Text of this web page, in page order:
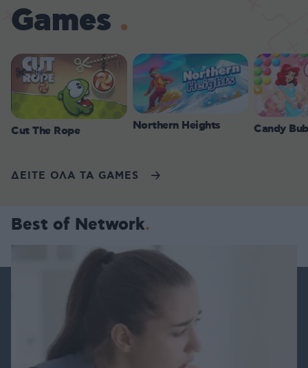
Games
Cut The Rope Northern Heights Candy
ΔΕΙΤΕ ΟΛΑ ΤΑ GAMES
Best of Network